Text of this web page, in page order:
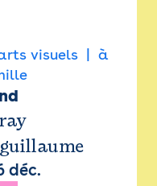
visuels
à
déc.